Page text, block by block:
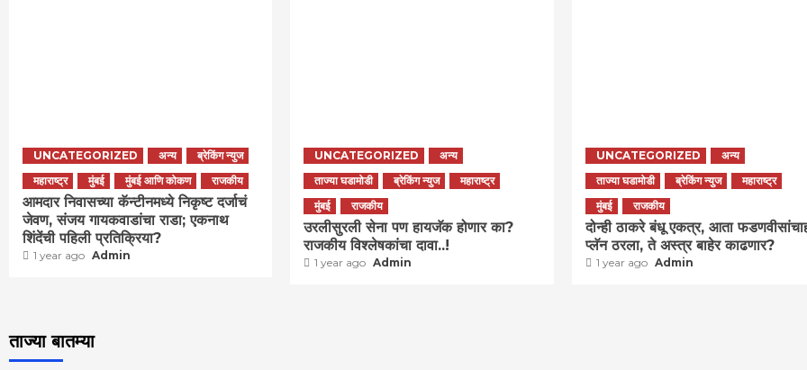
UNCATEGORIZED अन्य
ब्रेकिंग न्युज
महाराष्ट्र
मुंबई मुंबई आणि कोकण राजकीय
आमदार निवासच्या कॅन्टीनमध्ये निकृष्ट दर्जाचं
जेवण, संजय गायकवाडांचा राडा; एकनाथ
शिंदेंची पहिली प्रतिक्रिया?
1 year ago Admin
UNCATEGORIZED
अन्य
ताज्या घडामोडी
ब्रेकिंग न्युज
महाराष्ट्र
मुंबई
राजकीय
उरलीसुरली सेना पण हायजॅक होणार का?
राजकीय विश्लेषकांचा दावा..!
1 year ago Admin
UNCATEGORIZED
अन्य
ताज्या घडामोडी
ब्रेकिंग न्युज
महाराष्ट्र
मुंबई
राजकीय
दोन्ही ठाकरे बंधू एकत्र, आता
प्लॅन ठरला, ते अस्त्र बाहेर काढणार?
1 year ago Admin
ताज्या बातम्या